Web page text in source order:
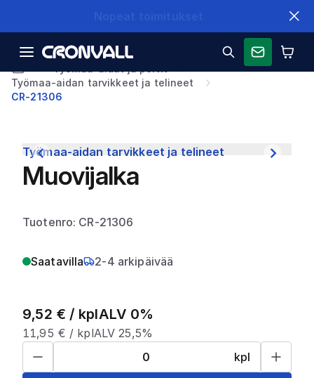
Työmaa-aidan tarvikkeet ja telineet
CR-21306
Työmaa-aidan tarvikkeet ja telineet
Muovijalka
Tuotenro: CR-21306
Saatavilla 2-4 arkipäivää
9,52 € / kplALV 0%
11,95 € / kplALV 25,5%
kpl